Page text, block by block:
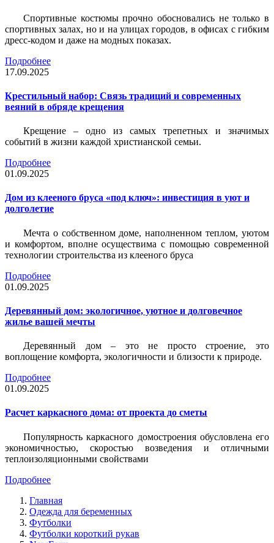
Спортивные костюмы прочно обосновались не только в
спортивных залах, но и на улицах городов, в офисах с гибким
дресс-кодом и даже на модных показах.
Подробнее
17.09.2025
Крестильный набор: Связь традиций и современных
веяний в обряде крещения
Крещение – одно из самых трепетных и значимых
событий в жизни каждой христианской семьи.
Подробнее
01.09.2025
Дом из клееного бруса «под ключ»: инвестиция в уют и
долголетие
Мечта о собственном доме, наполненном теплом, уютом
и комфортом, вполне осуществима с помощью современной
технологии строительства из клееного бруса
Подробнее
01.09.2025
Деревянный дом: экологичное, уютное и долговечное
жилье вашей мечты
Деревянный дом – это не просто строение, это
воплощение комфорта, экологичности и близости к природе.
Подробнее
01.09.2025
Расчет каркасного дома: от проекта до сметы
Популярность каркасного домостроения обусловлена его
экономичностью, скоростью возведения и отличными
теплоизоляционными свойствами
Подробнее
Главная
Одежда для беременных
Футболки
Футболки короткий рукав